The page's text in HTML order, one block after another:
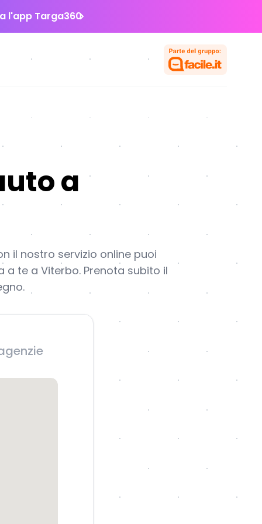
l'app Targa360
a
il nostro servizio online puoi
te a Viterbo. Prenota subito il